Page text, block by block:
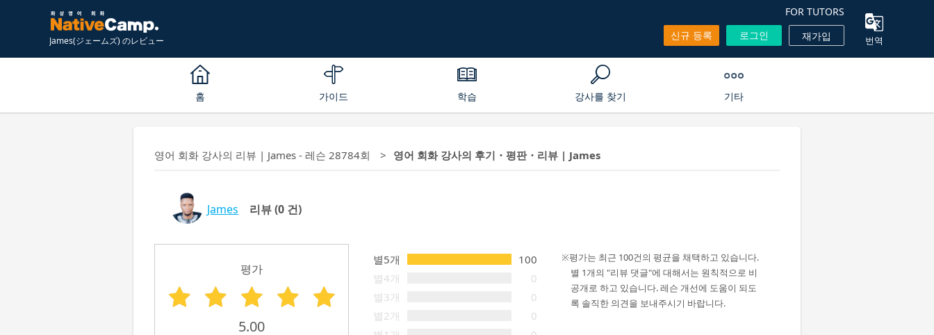
James(ジェームズ) のレビュー
FOR TUTORS
신규 등록
로그인 재가입 번역
홈 가이드 학습 강사를 찾기 기타
영어 회화 강사의 리뷰 | James - 레슨 28784회 영어 회화 강사의 후기・평판・리뷰 | James
James 리뷰(0 건)
평가
5.00
별5개
100
별4개
0
별3개
0
별2개
0
평가는 최근 100건의 평균을 채택하고 있습니다.
별 1개의 "리뷰 댓글"에 대해서는 원칙적으로 비
공개로 하고 있습니다. 레슨 개선에 도움이 되도
록 솔직한 의견을 보내주시기 바랍니다.